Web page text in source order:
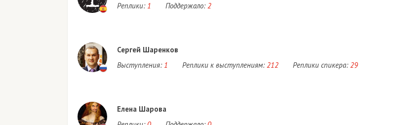
Реплики: 1 Поддержало: 2
Сергей Шаренков
Выступления: 1 Реплики к выступлениям: 212 Реплики спикера: 29
Елена Шарова